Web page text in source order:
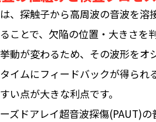
、探触子から高周波の音波を溶
ことで、欠陥の位置・大きさを
動が変わるため、その波形をオ
イムにフィードバックが得ら
い点が大きな利点です。
ズドアレイ超音波探傷(PAUT)